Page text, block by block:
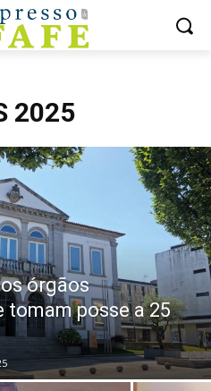
2025
órgãos
tomam posse a 25